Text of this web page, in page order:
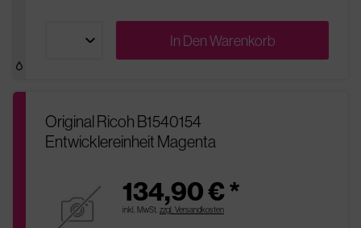
In DenWarenkorb
Original Ricoh B1540154
Entwicklereinheit Magenta
134,90 € *
inkl. MwSt. zzgl. Versandkosten